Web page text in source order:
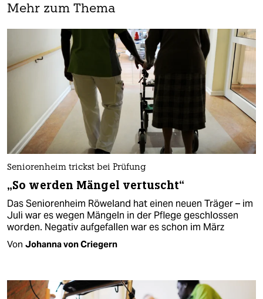
Mehr zum Thema
Seniorenheim trickst bei Prüfung
„So werden Mängel vertuscht“
Das Seniorenheim Röweland hat einen neuen Träger – im
Juli war es wegen Mängeln in der Pflege geschlossen
worden. Negativ aufgefallen war es schon im März
Von Johanna von Criegern